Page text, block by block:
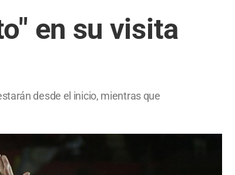
en su visita
desde el inicio, mientras que